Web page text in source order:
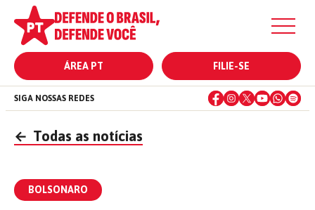
ÁREA PT FILIE-SE
SIGA NOSSAS REDES
← Todas as notícias
BOLSONARO